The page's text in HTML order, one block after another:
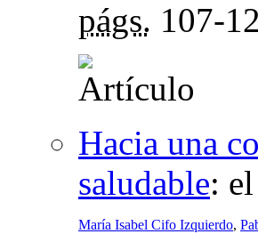
págs. 107-
Hacia una
saludable:
María Isabel Cifo Izquierdo,